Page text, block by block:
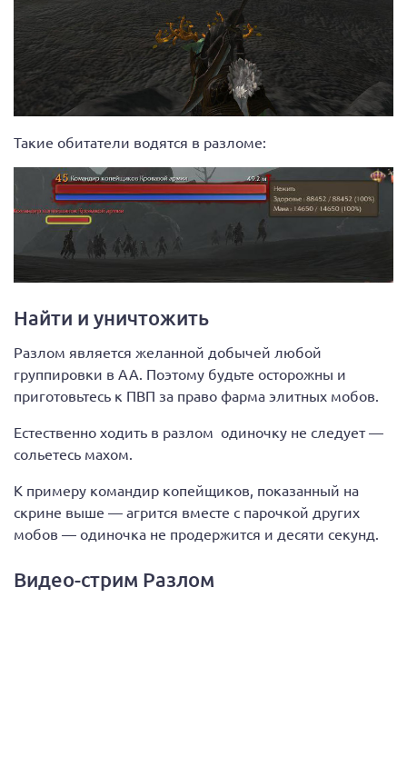
Такие обитатели водятся в разломе:
Найти и уничтожить
Разлом является желанной добычей любой
группировки в АА. Поэтому будьте осторожны и
приготовьтесь к ПВП за право фарма элитных мобов.
Естественно ходить в разлом одиночку не следует —
сольетесь махом.
К примеру командир копейщиков, показанный на
скрине выше — агрится вместе с парочкой других
мобов — одиночка не продержится и десяти секунд.
Видео-стрим Разлом